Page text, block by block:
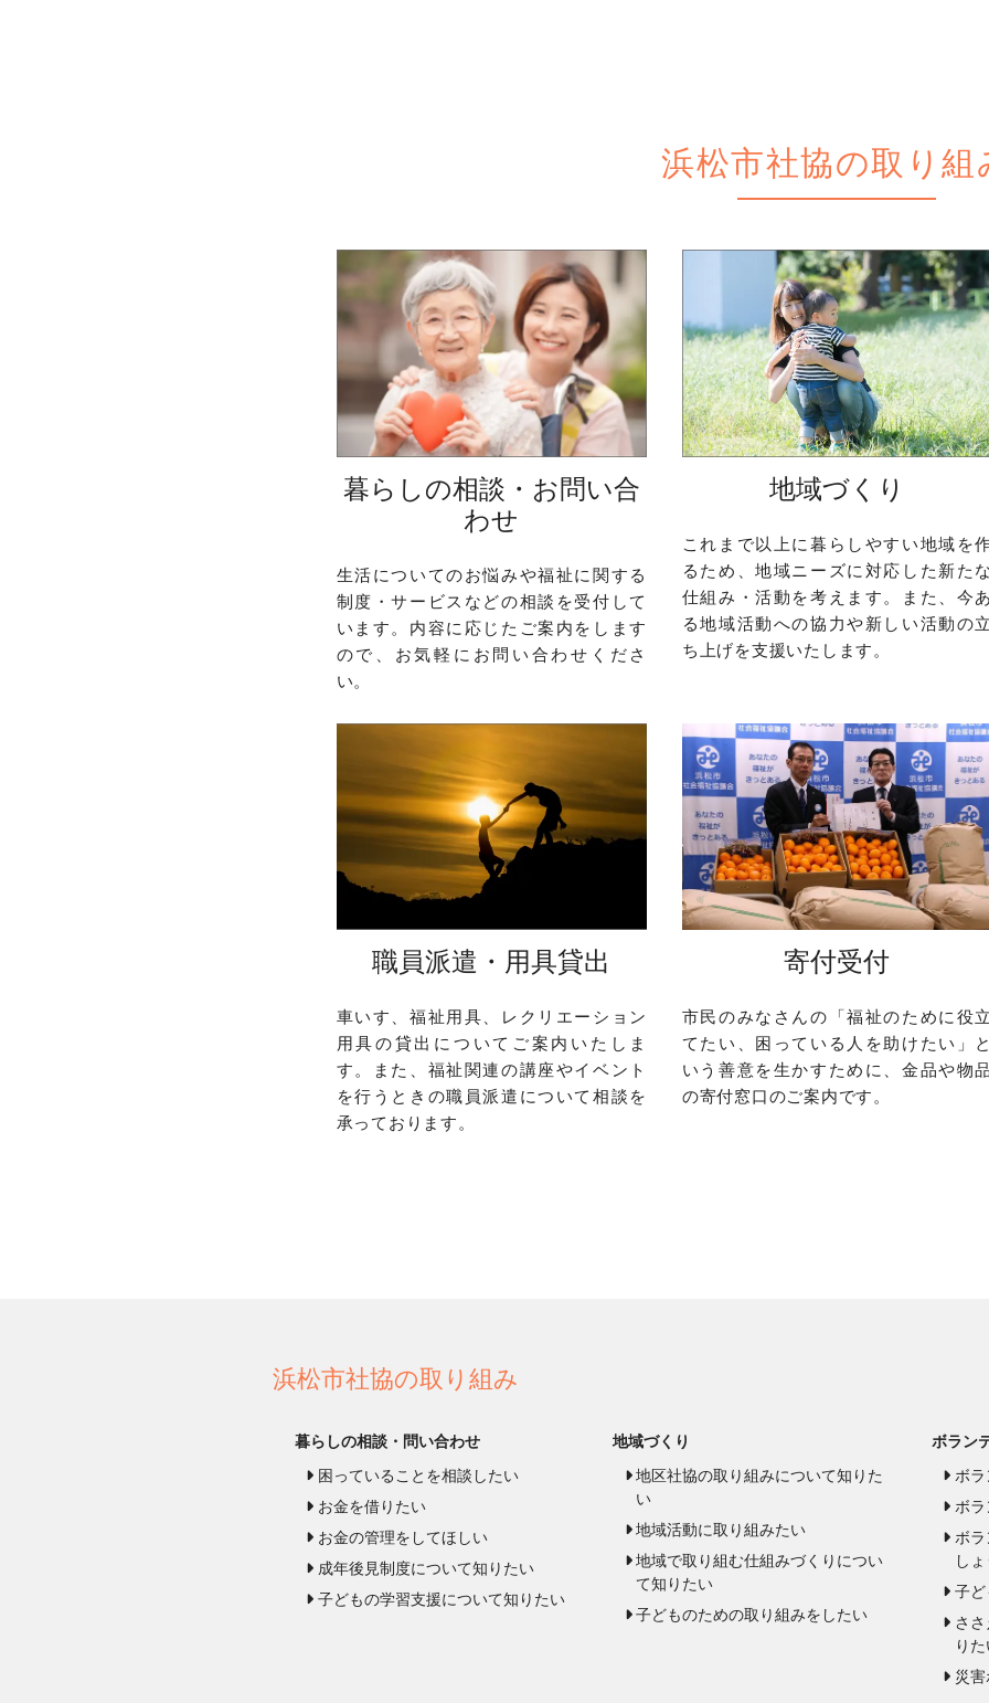
浜松市社協の取り組
暮らしの相談・お問い合
わせ
生活についてのお悩みや福祉に関する
制度・サービスなどの相談を受付して
います。内容に応じたご案内をします
ので、お気軽にお問い合わせくださ
い。
地域づくり
これまで以上に暮らしやすい地域を
るため、地域ニーズに対応した新た
仕組み・活動を考えます。また、今
る地域活動への協力や新しい活動の
ち上げを支援いたします。
職員派遣・用具貸出
車いす、福祉用具、レクリエーション
用具の貸出についてご案内いたしま
す。また、福祉関連の講座やイベント
を行うときの職員派遣について相談を
承っております。
寄付受付
市民のみなさんの「福祉のために役
てたい、困っている人を助けたい」
いう善意を生かすために、金品や物
の寄付窓口のご案内です。
浜松市社協の取り組み
暮らしの相談・問い合わせ
困っていることを相談したい
お金を借りたい
お金の管理をしてほしい
成年後見制度について知りたい
子どもの学習支援について知りたい
地域づくり
地区社協の取り組みについて知りた
い
地域活動に取り組みたい
地域で取り組む仕組みづくりについ
て知りたい
子どものための取り組みをしたい
ボラン
ボ
ボ
ボ
し
子ど
さ
り
災